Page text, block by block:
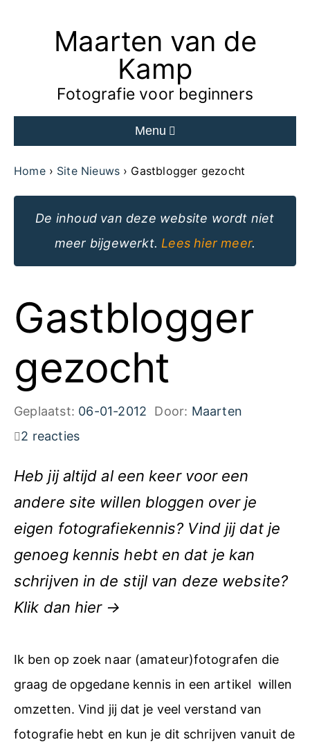
Maarten van de
Kamp
Fotografie voor beginners
Menu
Home Site Nieuws Gastblogger gezocht
De inhoud van deze website wordt niet
meer bijgewerkt. Lees hier meer.
Gastblogger
gezocht
Geplaatst: 06-01-2012 Door: Maarten
2 reacties
Heb jij altijd al een keer voor een
andere site willen bloggen over je
eigen fotografiekennis? Vind jij dat je
genoeg kennis hebt en dat je kan
schrijven in de stijl van deze website?
Klik dan hier →
Ik ben op zoek naar (amateur)fotografen die
graag de opgedane kennis in een artikel willen
omzetten. Vind jij dat je veel verstand van
fotografie hebt en kun je dit schrijven vanuit de